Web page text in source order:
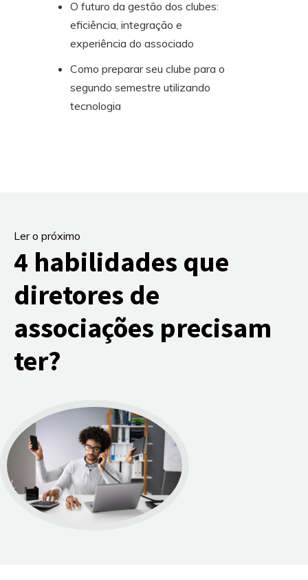
O futuro da gestão dos clubes:
eficiência, integração e
experiência do associado
Como preparar seu clube para o
segundo semestre utilizando
tecnologia
Ler o próximo
4 habilidades que
diretores de
associações precisam
ter?